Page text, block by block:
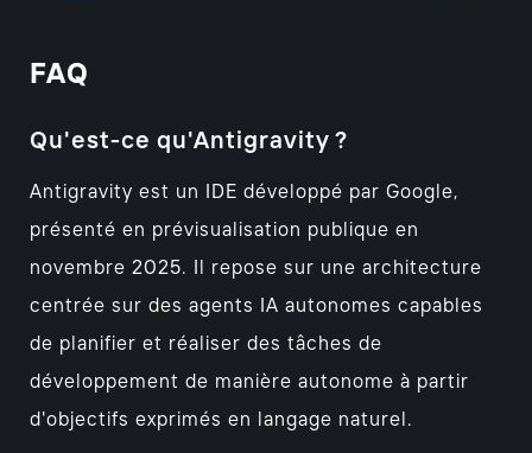
FAQ
Qu'est-ce qu'Antigravity ?
Antigravity est un IDE développé par Google,
présenté en prévisualisation publique en
novembre 2025. Il repose sur une architecture
centrée sur des agents IA autonomes capables
de planifier et réaliser des tâches de
développement de manière autonome à partir
d'objectifs exprimés en langage naturel.